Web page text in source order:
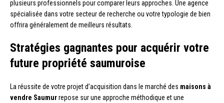
plusieurs professionnels pour comparer leurs approches. Une agence
spécialisée dans votre secteur de recherche ou votre typologie de bien
offrira généralement de meilleurs résultats.
Stratégies gagnantes pour acquérir votre
future propriété saumuroise
La réussite de votre projet d’acquisition dans le marché des maisons à
vendre Saumurrepose sur une approche méthodique et une